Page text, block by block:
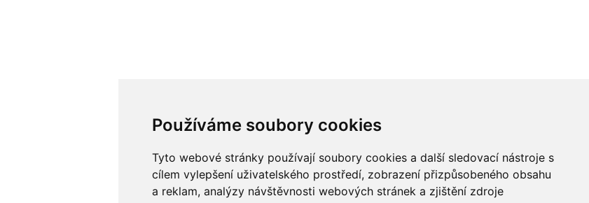
Používáme soubory cookies
Tyto webové stránky používají soubory cookies a další sledovací nástroje s
cílem vylepšení uživatelského prostředí, zobrazení přizpůsobeného obsahu
a reklam, analýzy návštěvnosti webových stránek a zjištění zdroje